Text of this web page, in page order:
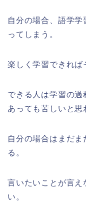
自分の場合、語学
ってしまう。
楽しく学習できれば
できる人は学習の
あっても苦しいと思
自分の場合はまだ
る。
言いたいことが言え
い。